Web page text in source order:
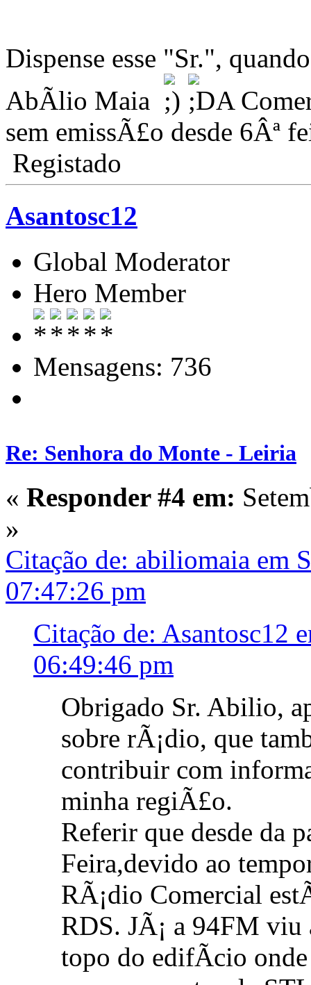
Dispense esse "Sr.",
AbÃ­lio Maia
A
sem emissÃ£o desde 6Âª
Registado
Asantosc12
Global Moderator
Hero Member
Mensagens: 736
Re: Senhora do Monte - Leiria
« Responder #4 em:
»
Citação de: abiliomaia em
07:47:26 pm
Citação de: Asantosc12
06:49:46 pm
Obrigado Sr. Abilio,
sobre rÃ¡dio, que
contribuir com
minha regiÃ£o.
Referir que desde da
Feira,devido ao
RÃ¡dio Comercial
RDS. JÃ¡ a 94FM viu
topo do edifÃ­cio onde